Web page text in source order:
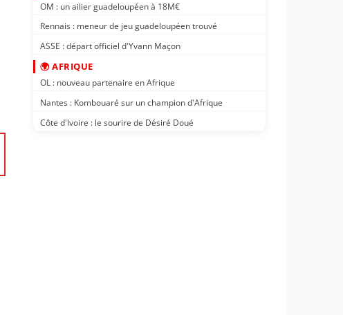
OM : un ailier guadeloupéen à 18M€
Rennais : meneur de jeu guadeloupéen trouvé
ASSE : départ officiel d'Yvann Maçon
🌍 AFRIQUE
OL : nouveau partenaire en Afrique
Nantes : Kombouaré sur un champion d'Afrique
Côte d'Ivoire : le sourire de Désiré Doué